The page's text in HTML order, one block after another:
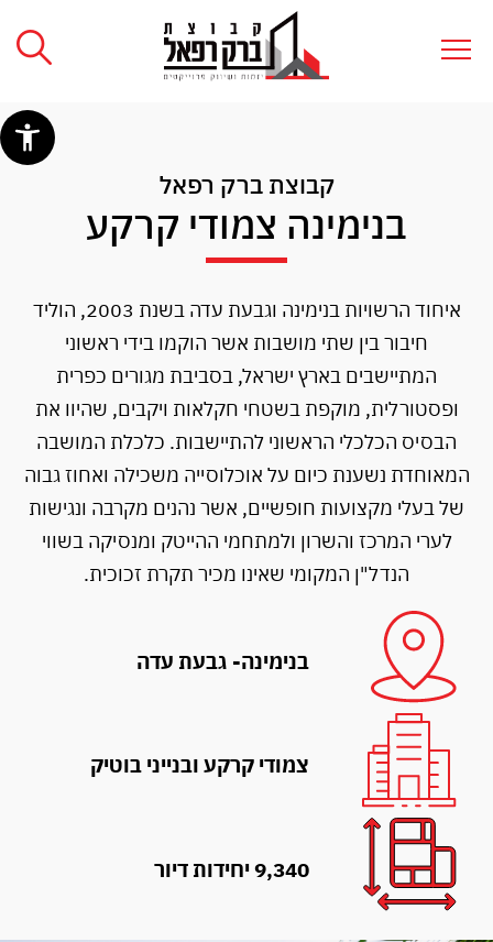
קבוצת ברק רפאל
בנימינה צמודי קרקע
איחוד הרשויות בנימינה וגבעת עדה בשנת 2003, הוליד
חיבור בין שתי מושבות אשר הוקמו בידי ראשוני
המתיישבים בארץ ישראל, בסביבת מגורים כפרית
ופסטורלית, מוקפת בשטחי חקלאות ויקבים, שהיוו את
הבסיס הכלכלי הראשוני להתיישבות. כלכלת המושבה
המאוחדת נשענת כיום על אוכלוסייה משכילה ואחוז גבוה
של בעלי מקצועות חופשיים, אשר נהנים מקרבה ונגישות
לערי המרכז והשרון ולמתחמי ההייטק ומנסיקה בשווי
הנדל"ן המקומי שאינו מכיר תקרת זכוכית.
בנימינה- גבעת עדה
צמודי קרקע ובנייני בוטיק
9,340 יחידות דיור